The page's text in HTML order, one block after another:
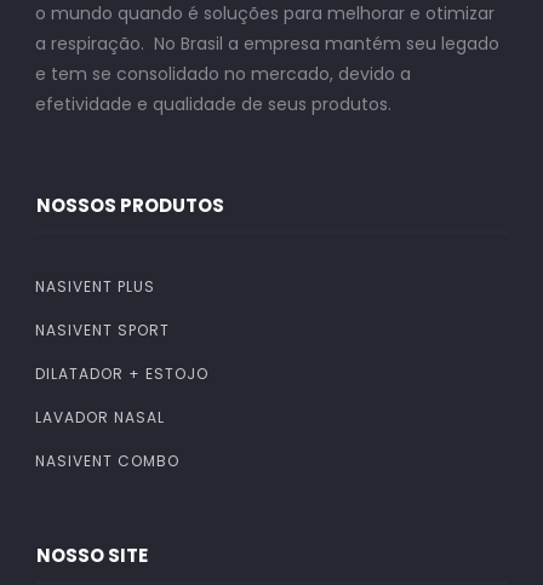
o mundo quando é soluções para melhorar e otimizar
a respiração. No Brasil a empresa mantém seu legado
e tem se consolidado no mercado, devido a
efetividade e qualidade de seus produtos.
NOSSOS PRODUTOS
NASIVENT PLUS
NASIVENT SPORT
DILATADOR + ESTOJO
LAVADOR NASAL
NASIVENT COMBO
NOSSO SITE